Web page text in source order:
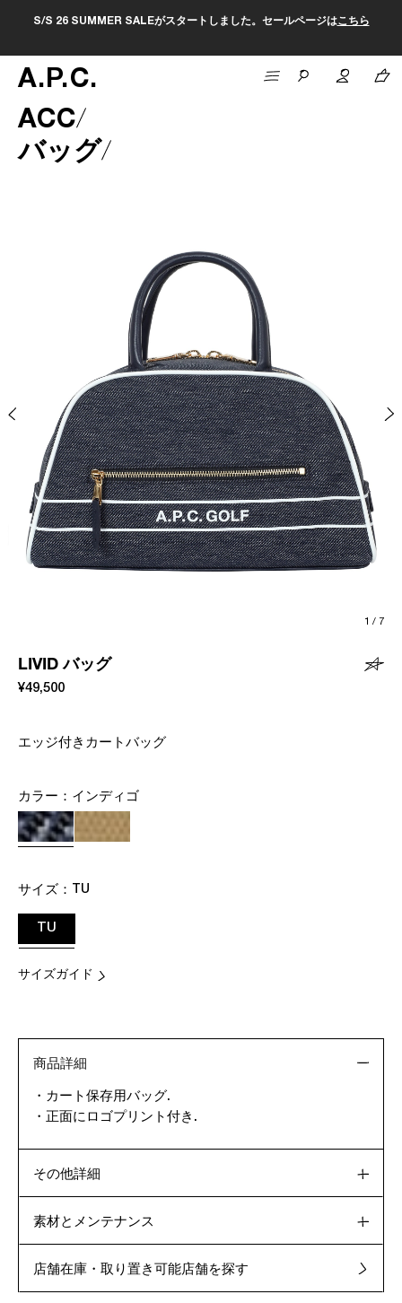
S/S 26 SUMMER SALEがスタートしました。セールページはこちら
A.P.C.
ACC
バッグ
1 / 7
LIVID バッグ
¥49,500
エッジ付きカートバッグ
カラー： インディゴ
サイズ： TU
TU
サイズガイド
商品詳細
・カート保存用バッグ.
・正面にロゴプリント付き.
その他詳細
素材とメンテナンス
店舗在庫・取り置き可能店舗を探す